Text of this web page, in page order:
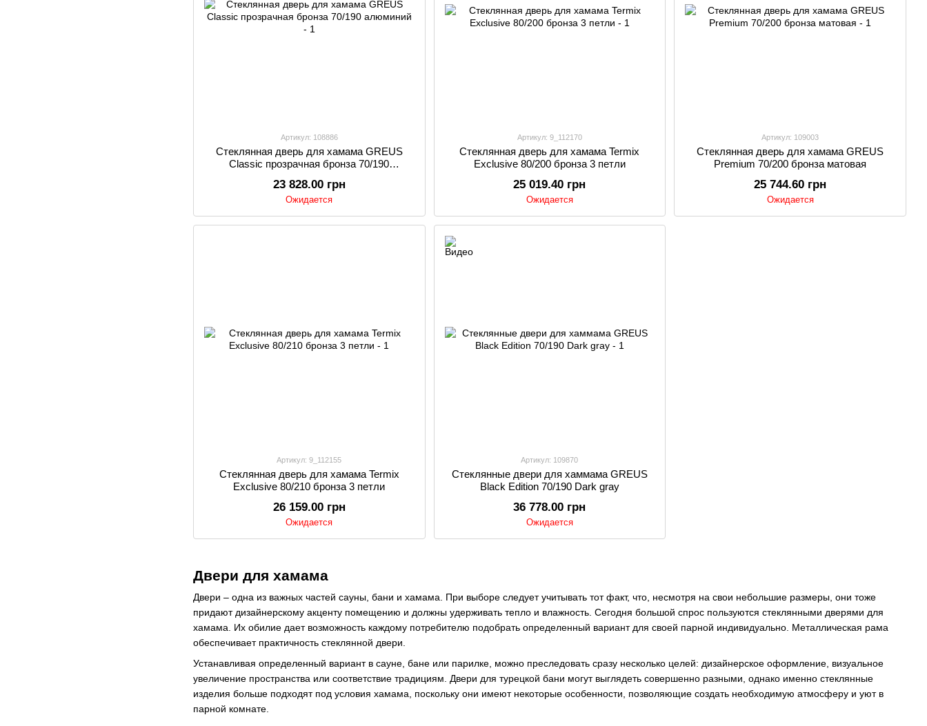
Двери для хамама
Двери – одна из важных частей сауны, бани и хамама. При выборе следует учитывать тот факт, что, несмотря на свои небольшие размеры, они тоже
придают дизайнерскому акценту помещению и должны удерживать тепло и влажность. Сегодня большой спрос пользуются стеклянными дверями для
хамама. Их обилие дает возможность каждому потребителю подобрать определенный вариант для своей парной индивидуально. Металлическая рама
обеспечивает практичность стеклянной двери.
Устанавливая определенный вариант в сауне, бане или парилке, можно преследовать сразу несколько целей: дизайнерское оформление, визуальное
увеличение пространства или соответствие традициям. Двери для турецкой бани могут выглядеть совершенно разными, однако именно стеклянные
изделия больше подходят под условия хамама, поскольку они имеют некоторые особенности, позволяющие создать необходимую атмосферу и уют в
парной комнате.
Артикул: 108886
Стеклянная дверь для хамама GREUS
Classic прозрачная бронза 70/190
23 828.00 грн
Ожидается
Артикул: 9_112170
Стеклянная дверь для хамама Termix
Exclusive 80/200 бронза 3 петли
25 019.40 грн
Ожидается
Артикул: 109003
Стеклянная дверь для хамама GREUS
Premium 70/200 бронза матовая
25 744.60 грн
Ожидается
Артикул: 9_112155
Стеклянная дверь для хамама Termix
Exclusive 80/210 бронза 3 петли
26 159.00 грн
Ожидается
Артикул: 109870
Стеклянные двери для хаммама GREUS
Black Edition 70/190 Dark gray
36 778.00 грн
Ожидается